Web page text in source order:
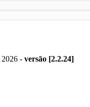
2026 - versão [2.2.24]